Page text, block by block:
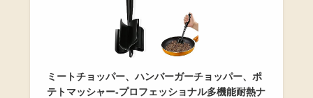
ミートチョッパー、ハンバーガーチョッパー、ポ
テトマッシャー-プロフェッショナル多機能耐熱ナ